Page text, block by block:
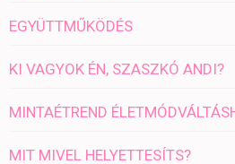
EGYÜTTMŰKÖDÉS
KI VAGYOK ÉN, SZASZKÓ ANDI?
MINTAÉTREND
MIT MIVEL HELYETTESÍTS?